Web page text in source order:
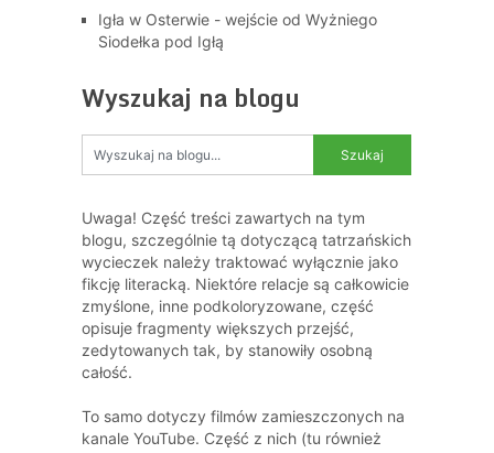
Igła w Osterwie - wejście od Wyżniego
Siodełka pod Igłą
Wyszukaj na blogu
Uwaga! Część treści zawartych na tym
blogu, szczególnie tą dotyczącą tatrzańskich
wycieczek należy traktować wyłącznie jako
fikcję literacką. Niektóre relacje są całkowicie
zmyślone, inne podkoloryzowane, część
opisuje fragmenty większych przejść,
zedytowanych tak, by stanowiły osobną
całość.
To samo dotyczy filmów zamieszczonych na
kanale YouTube. Część z nich (tu również